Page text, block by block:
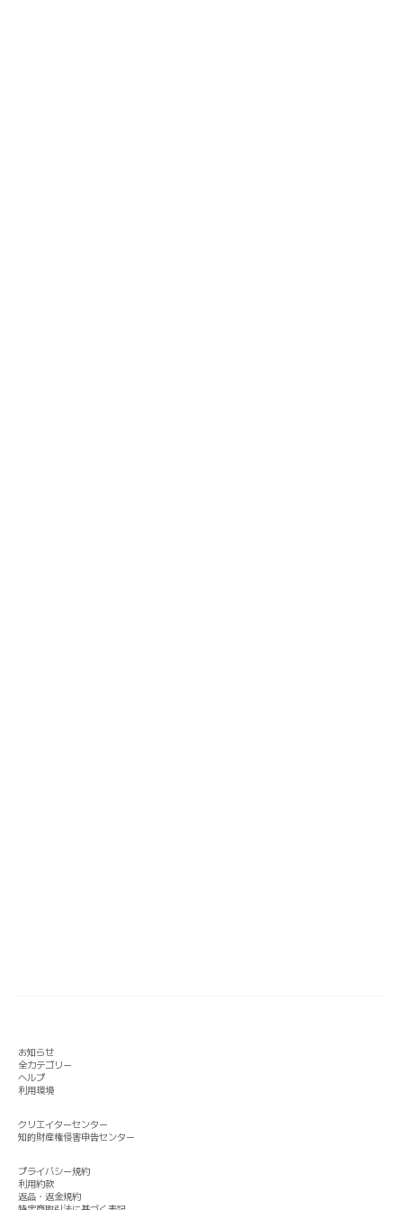
お知らせ
全カテゴリー
ヘルプ
利用環境
クリエイターセンター
知的財産権侵害申告センター
プライバシー規約
利用約款
返品・返金規約